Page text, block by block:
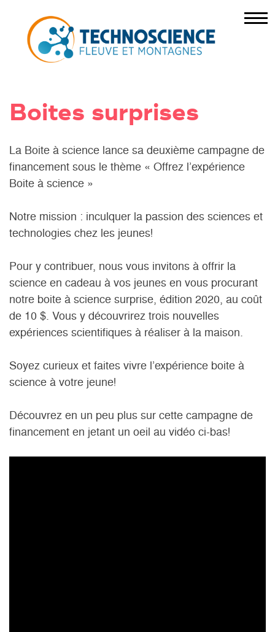
Boites surprises
La Boite à science lance sa deuxième campagne de
financement sous le thème « Offrez l’expérience
Boite à science »
Notre mission : inculquer la passion des sciences et
technologies chez les jeunes!
Pour y contribuer, nous vous invitons à offrir la
science en cadeau à vos jeunes en vous procurant
notre boite à science surprise, édition 2020, au coût
de 10 $. Vous y découvrirez trois nouvelles
expériences scientifiques à réaliser à la maison.
Soyez curieux et faites vivre l’expérience boite à
science à votre jeune!
Découvrez en un peu plus sur cette campagne de
financement en jetant un oeil au vidéo ci-bas!